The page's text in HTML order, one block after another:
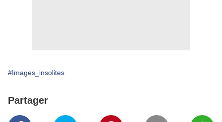
#Images_insolites
Partager